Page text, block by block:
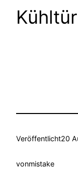
Veröffentlicht20
vonmistake